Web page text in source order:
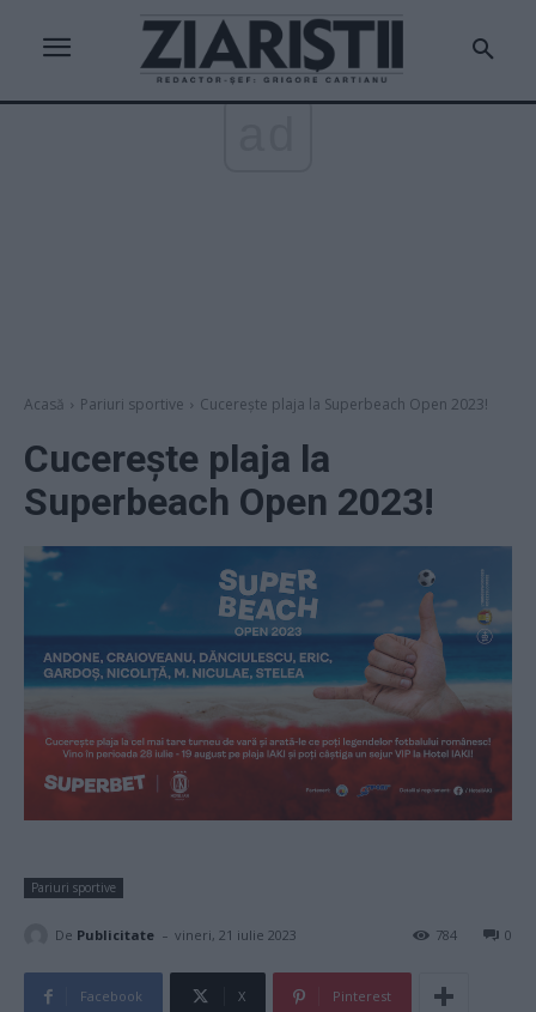
Acasă Pariuri sportive Cucerește plaja la Superbeach Open 2023!
Cucerește plaja la
Superbeach Open 2023!
Pariuri sportive
De Publicitate - vineri, 21 iulie 2023 0
784
Facebook X Pinterest